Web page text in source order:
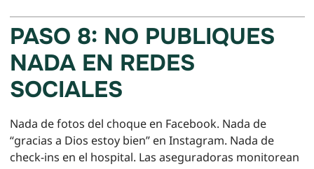
PASO 8: NO PUBLIQUES
NADA EN REDES
SOCIALES
Nada de fotos del choque en Facebook. Nada de
“gracias a Dios estoy bien” en Instagram. Nada de
check-ins en el hospital. Las aseguradoras monitorean